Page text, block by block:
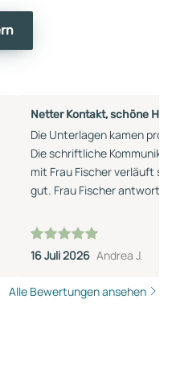
Netter Kontakt, schöne
Die Unterlagen kamen
Die schriftliche
mit Frau Fischer verläuft
gut. Frau Fischer antwortet
16 Juli 2026 Andrea J.
Alle Bewertungen ansehen